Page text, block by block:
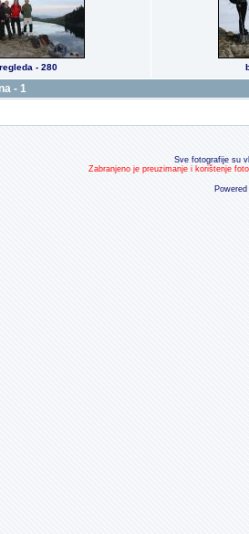
- 280
- 1
Sve fotografije su
Zabranjeno je preuzimanje i korištenje